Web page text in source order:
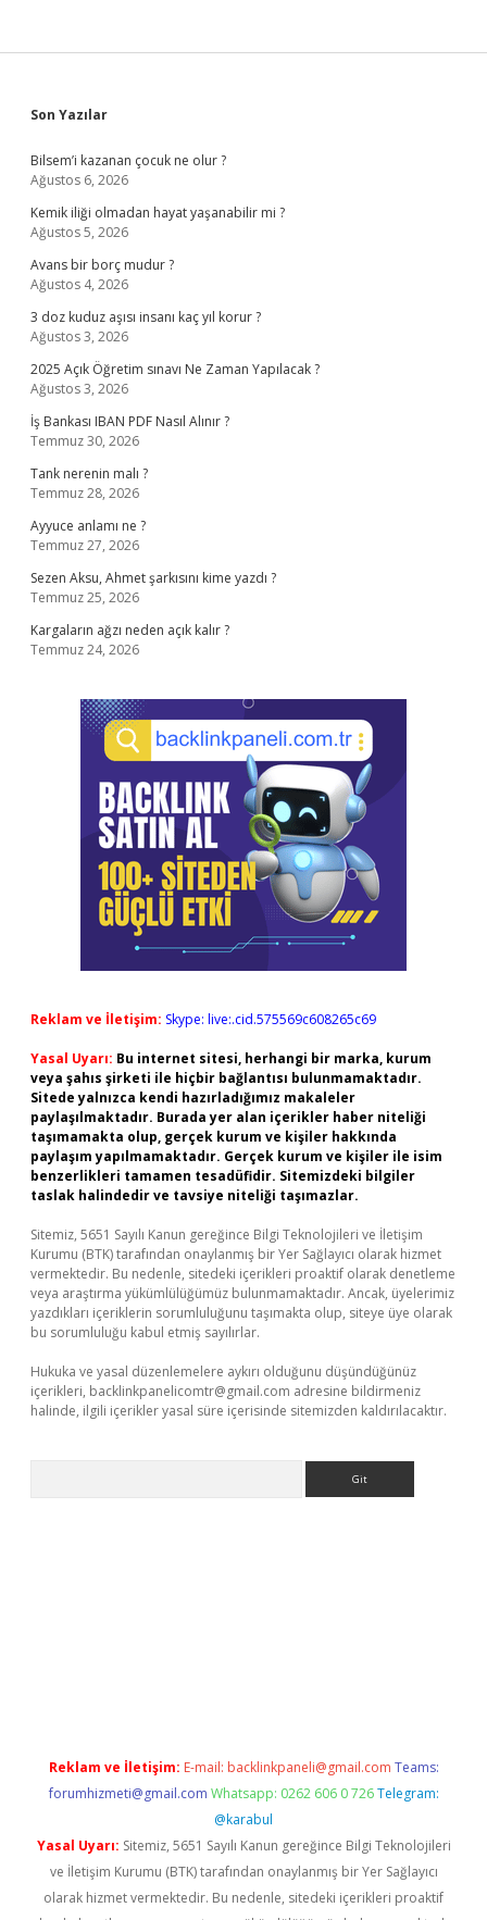
Sidebar
Son Yazılar
Bilsem’i kazanan çocuk ne olur ?
Ağustos 6, 2026
Kemik iliği olmadan hayat yaşanabilir mi ?
Ağustos 5, 2026
Avans bir borç mudur ?
Ağustos 4, 2026
3 doz kuduz aşısı insanı kaç yıl korur ?
Ağustos 3, 2026
2025 Açık Öğretim sınavı Ne Zaman Yapılacak ?
Ağustos 3, 2026
İş Bankası IBAN PDF Nasıl Alınır ?
Temmuz 30, 2026
Tank nerenin malı ?
Temmuz 28, 2026
Ayyuce anlamı ne ?
Temmuz 27, 2026
Sezen Aksu, Ahmet şarkısını kime yazdı ?
Temmuz 25, 2026
Kargaların ağzı neden açık kalır ?
Temmuz 24, 2026
Reklam ve İletişim: Skype: live:.cid.575569c608265c69
Yasal Uyarı: Bu internet sitesi, herhangi bir marka, kurum
veya şahıs şirketi ile hiçbir bağlantısı bulunmamaktadır.
Sitede yalnızca kendi hazırladığımız makaleler
paylaşılmaktadır. Burada yer alan içerikler haber niteliği
taşımamakta olup, gerçek kurum ve kişiler hakkında
paylaşım yapılmamaktadır. Gerçek kurum ve kişiler ile isim
benzerlikleri tamamen tesadüfidir. Sitemizdeki bilgiler
taslak halindedir ve tavsiye niteliği taşımazlar.
Sitemiz, 5651 Sayılı Kanun gereğince Bilgi Teknolojileri ve İletişim
Kurumu (BTK) tarafından onaylanmış bir Yer Sağlayıcı olarak hizmet
vermektedir. Bu nedenle, sitedeki içerikleri proaktif olarak denetleme
veya araştırma yükümlülüğümüz bulunmamaktadır. Ancak, üyelerimiz
yazdıkları içeriklerin sorumluluğunu taşımakta olup, siteye üye olarak
bu sorumluluğu kabul etmiş sayılırlar.
Hukuka ve yasal düzenlemelere aykırı olduğunu düşündüğünüz
içerikleri, backlinkpanelicomtr@gmail.com adresine bildirmeniz
halinde, ilgili içerikler yasal süre içerisinde sitemizden kaldırılacaktır.
Reklam ve İletişim: E-mail: backlinkpaneli@gmail.com Teams:
forumhizmeti@gmail.com Whatsapp: 0262 606 0 726 Telegram:
@karabul
Yasal Uyarı: Sitemiz, 5651 Sayılı Kanun gereğince Bilgi Teknolojileri
ve İletişim Kurumu (BTK) tarafından onaylanmış bir Yer Sağlayıcı
olarak hizmet vermektedir. Bu nedenle, sitedeki içerikleri proaktif